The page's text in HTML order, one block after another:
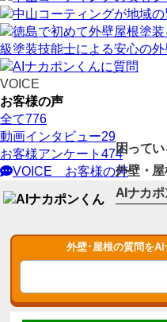
VOICE
お客様の声
全て776
動画インタビュー29
お客様アンケート 474
VOICE
お客様の声
困ってい
外壁・屋
AIナカ
外壁･屋根の質問をAI